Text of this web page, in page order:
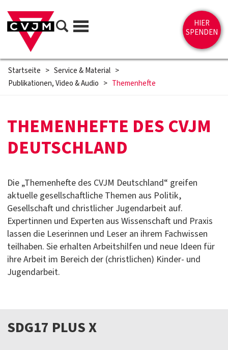
Direkt zum Inhalt springen
Suche
HIER
SPENDEN
Startseite > Service & Material >
Publikationen, Video & Audio > Themenhefte
THEMENHEFTE DES CVJM
DEUTSCHLAND
Die „Themenhefte des CVJM Deutschland“ greifen
aktuelle gesellschaftliche Themen aus Politik,
Gesellschaft und christlicher Jugendarbeit auf.
Expertinnen und Experten aus Wissenschaft und Praxis
lassen die Leserinnen und Leser an ihrem Fachwissen
teilhaben. Sie erhalten Arbeitshilfen und neue Ideen für
ihre Arbeit im Bereich der (christlichen) Kinder- und
Jugendarbeit.
SDG17 PLUS X